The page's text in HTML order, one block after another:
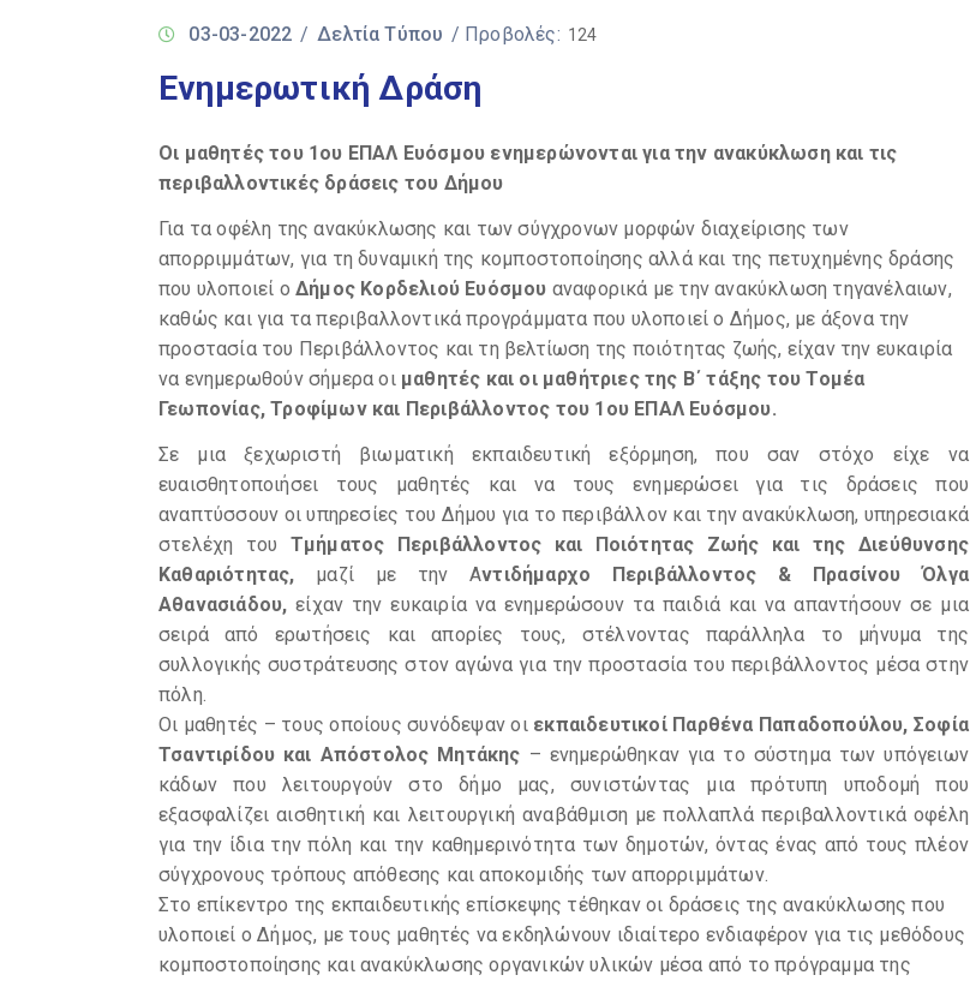
03-03-2022 / Δελτία Τύπου / Προβολές: 124
Ενημερωτική Δράση
Οι μαθητές του 1ου ΕΠΑΛ Ευόσμου ενημερώνονται για την ανακύκλωση και τις
περιβαλλοντικές δράσεις του Δήμου
Για τα οφέλη της ανακύκλωσης και των σύγχρονων μορφών διαχείρισης των
απορριμμάτων, για τη δυναμική της κομποστοποίησης αλλά και της πετυχημένης δράσης
που υλοποιεί ο Δήμος Κορδελιού Ευόσμου αναφορικά με την ανακύκλωση τηγανέλαιων,
καθώς και για τα περιβαλλοντικά προγράμματα που υλοποιεί ο Δήμος, με άξονα την
προστασία του Περιβάλλοντος και τη βελτίωση της ποιότητας ζωής, είχαν την ευκαιρία
να ενημερωθούν σήμερα οι μαθητές και οι μαθήτριες της Β΄ τάξης του Τομέα
Γεωπονίας, Τροφίμων και Περιβάλλοντος του 1ου ΕΠΑΛ Ευόσμου.
Σε μια ξεχωριστή βιωματική εκπαιδευτική εξόρμηση, που σαν στόχο είχε να
ευαισθητοποιήσει τους μαθητές και να τους ενημερώσει για τις δράσεις που
αναπτύσσουν οι υπηρεσίες του Δήμου για το περιβάλλον και την ανακύκλωση, υπηρεσιακά
στελέχη του Τμήματος Περιβάλλοντος και Ποιότητας Ζωής και της Διεύθυνσης
Καθαριότητας, μαζί με την Αντιδήμαρχο Περιβάλλοντος & Πρασίνου Όλγα
Αθανασιάδου, είχαν την ευκαιρία να ενημερώσουν τα παιδιά και να απαντήσουν σε μια
σειρά από ερωτήσεις και απορίες τους, στέλνοντας παράλληλα το μήνυμα της
συλλογικής συστράτευσης στον αγώνα για την προστασία του περιβάλλοντος μέσα στην
πόλη.
Οι μαθητές – τους οποίους συνόδεψαν οι εκπαιδευτικοί Παρθένα Παπαδοπούλου, Σοφία
Τσαντιρίδου και Απόστολος Μητάκης – ενημερώθηκαν για το σύστημα των υπόγειων
κάδων που λειτουργούν στο δήμο μας, συνιστώντας μια πρότυπη υποδομή που
εξασφαλίζει αισθητική και λειτουργική αναβάθμιση με πολλαπλά περιβαλλοντικά οφέλη
για την ίδια την πόλη και την καθημερινότητα των δημοτών, όντας ένας από τους πλέον
σύγχρονους τρόπους απόθεσης και αποκομιδής των απορριμμάτων.
Στο επίκεντρο της εκπαιδευτικής επίσκεψης τέθηκαν οι δράσεις της ανακύκλωσης που
υλοποιεί ο Δήμος, με τους μαθητές να εκδηλώνουν ιδιαίτερο ενδιαφέρον για τις μεθόδους
κομποστοποίησης και ανακύκλωσης οργανικών υλικών μέσα από το πρόγραμμα της